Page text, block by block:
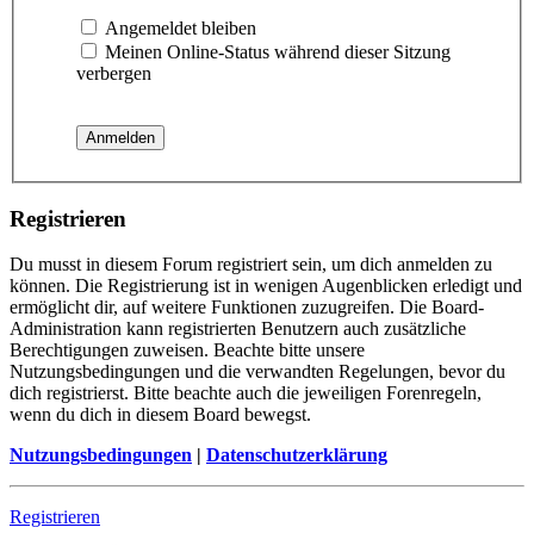
Angemeldet bleiben
Meinen Online-Status während dieser Sitzung
verbergen
Registrieren
Du musst in diesem Forum registriert sein, um dich anmelden zu
können. Die Registrierung ist in wenigen Augenblicken erledigt und
ermöglicht dir, auf weitere Funktionen zuzugreifen. Die Board-
Administration kann registrierten Benutzern auch zusätzliche
Berechtigungen zuweisen. Beachte bitte unsere
Nutzungsbedingungen und die verwandten Regelungen, bevor du
dich registrierst. Bitte beachte auch die jeweiligen Forenregeln,
wenn du dich in diesem Board bewegst.
Nutzungsbedingungen | Datenschutzerklärung
Registrieren